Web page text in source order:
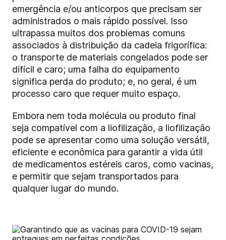
emergência e/ou anticorpos que precisam ser
administrados o mais rápido possível. Isso
ultrapassa muitos dos problemas comuns
associados à distribuição da cadeia frigorífica:
o transporte de materiais congelados pode ser
difícil e caro; uma falha do equipamento
significa perda do produto; e, no geral, é um
processo caro que requer muito espaço.
Embora nem toda molécula ou produto final
seja compatível com a liofilização, a liofilização
pode se apresentar como uma solução versátil,
eficiente e econômica para garantir a vida útil
de medicamentos estéreis caros, como vacinas,
e permitir que sejam transportados para
qualquer lugar do mundo.